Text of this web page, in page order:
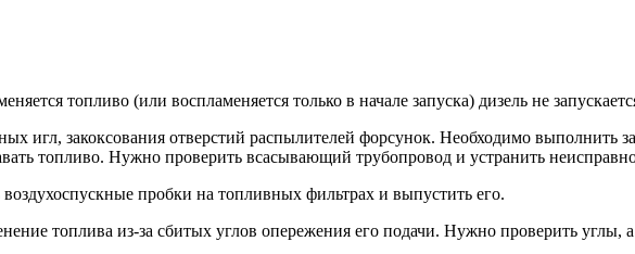
топливо (или воспламеняется только в начале запуска) дизель не
игл, закоксования отверстий распылителей форсунок. Необходимо
топливо. Нужно проверить всасывающий трубопровод и устранить
пробки на топливных фильтрах и выпустить его.
топлива из-за сбитых углов опережения его подачи. Нужно проверить углы,